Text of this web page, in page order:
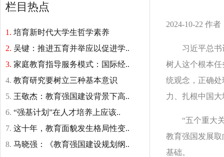
栏目热点
1. 培育新时代大学生哲学素养
2. 吴键：推进五育并举应以促进学..
3. 家庭教育指导服务模式：国际经..
4. 教育研究要树立三种基本意识
5. 王敬杰：教育强国建设背景下高..
6. “强基计划”在人才培养上应该..
7. 这十年，教育面貌发生格局性变..
8. 马晓强：《教育强国建设规划纲..
2024-10-22 作
习近平总书记
树人这个根本
统观念，正确
力、扎根中国
“五个重大关
教育强国发展
基础。